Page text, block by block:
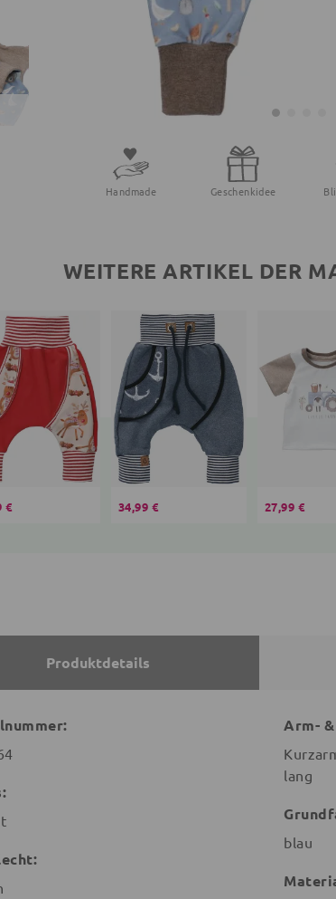
Handmade Geschenkidee
WEITERE ARTIKEL DER
€ 34,99 € 27,99 €
Produktdetails
Arm-
lang
blau